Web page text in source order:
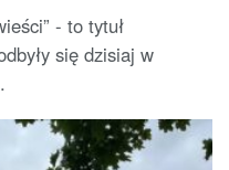
- to tytuł
się dzisiaj w